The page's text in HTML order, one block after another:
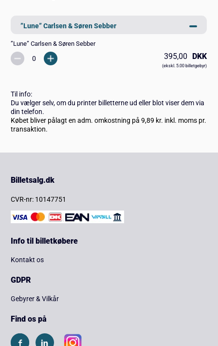
”Lune” Carlsen & Søren Sebber
”Lune” Carlsen & Søren Sebber
395,00 DKK
(ekskl. 5.00 billetgebyr)
Til info:
Du vælger selv, om du printer billetterne ud eller blot viser dem via
din telefon.
Købet bliver pålagt en adm. omkostning på 9,89 kr. inkl. moms pr.
transaktion.
Billetsalg.dk
CVR-nr: 10147751
Info til billetkøbere
Kontakt os
GDPR
Gebyrer & Vilkår
Find os på